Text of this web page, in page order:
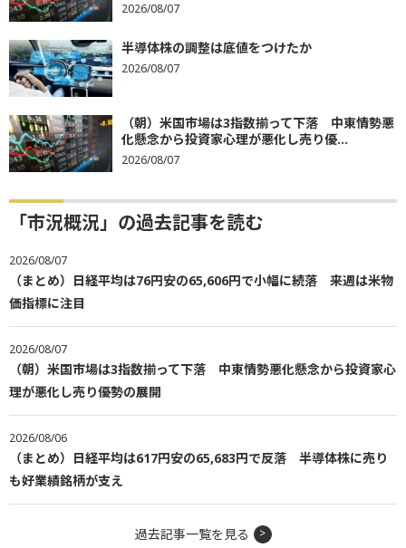
2026/08/07
半導体株の調整は底値をつけたか
2026/08/07
（朝）米国市場は3指数揃って下落 中東情勢悪
化懸念から投資家心理が悪化し売り優...
2026/08/07
「市況概況」の過去記事を読む
2026/08/07
（まとめ）日経平均は76円安の65,606円で小幅に続落 来週は米物
価指標に注目
2026/08/07
（朝）米国市場は3指数揃って下落 中東情勢悪化懸念から投資家心
理が悪化し売り優勢の展開
2026/08/06
（まとめ）日経平均は617円安の65,683円で反落 半導体株に売り
も好業績銘柄が支え
過去記事一覧を見る